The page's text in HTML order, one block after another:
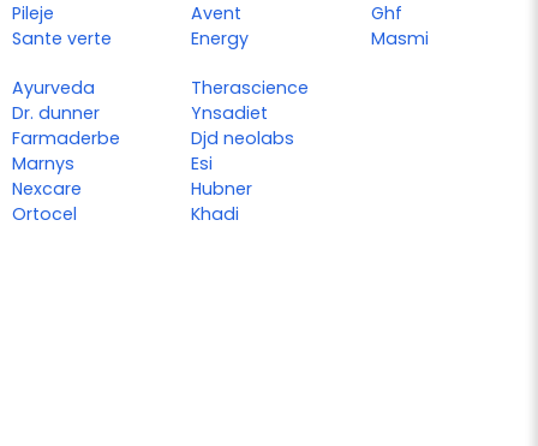
Pileje
Sante verte
Avent
Energy
Ghf
Masmi
Ayurveda
Dr. dunner
Farmaderbe
Marnys
Nexcare
Ortocel
Therascience
Ynsadiet
Djd neolabs
Esi
Hubner
Khadi